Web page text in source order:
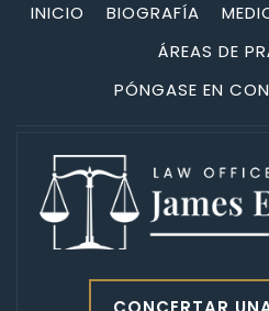
INICIO BIOGRAFÍA
ÁREAS DE
PÓNGASE EN